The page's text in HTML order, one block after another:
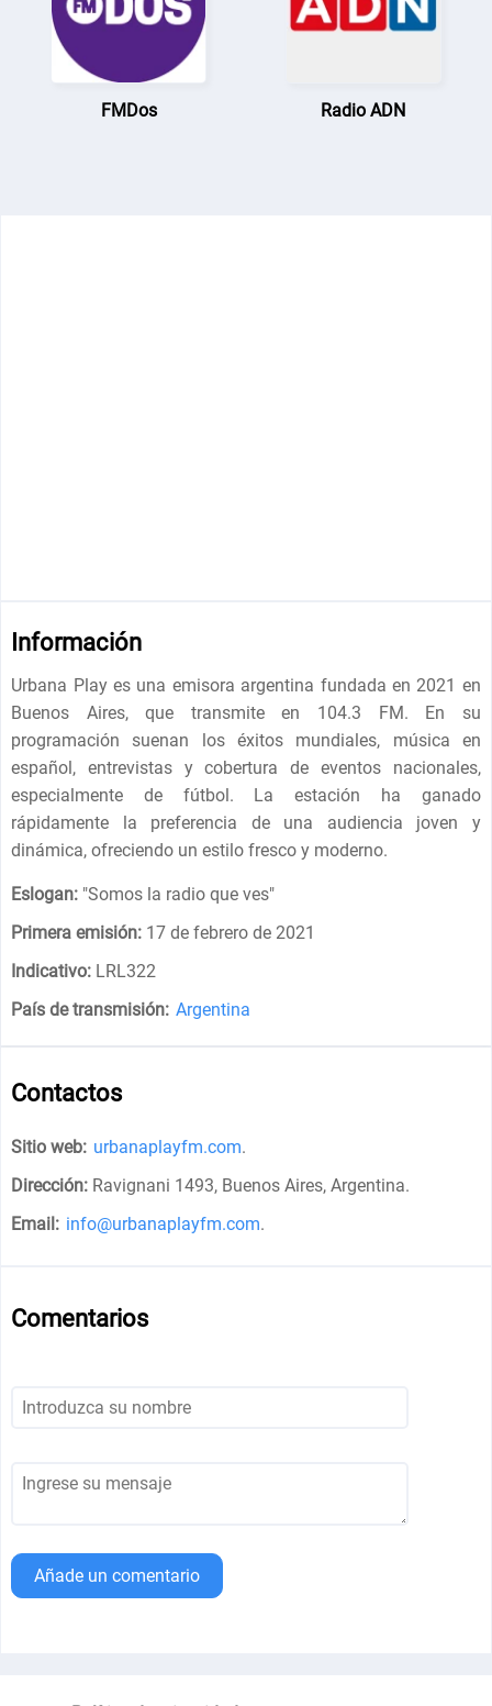
FMDos Radio ADN
Información
Urbana Play es una emisora argentina fundada en 2021 en
Buenos Aires, que transmite en 104.3 FM. En su
programación suenan los éxitos mundiales, música en
español, entrevistas y cobertura de eventos nacionales,
especialmente de fútbol. La estación ha ganado
rápidamente la preferencia de una audiencia joven y
dinámica, ofreciendo un estilo fresco y moderno.
Eslogan: "Somos la radio que ves"
Primera emisión: 17 de febrero de 2021
Indicativo: LRL322
País de transmisión: Argentina
Contactos
Sitio web: urbanaplayfm.com.
Dirección: Ravignani 1493, Buenos Aires, Argentina.
Email: info@urbanaplayfm.com.
Comentarios
Añade un comentario